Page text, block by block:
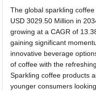
The global sparkling
USD 3029.50 Million in
growing at a CAGR of
gaining significant
innovative beverage
of coffee with the
Sparkling coffee products
younger consumers